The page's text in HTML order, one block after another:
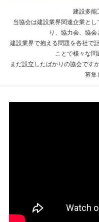
建設多能
当協会は建設業界関連企業と
り、協力会、協会
建設業界で抱える問題を各社で
ことで様々な問
まだ設立したばかりの協会です
募集